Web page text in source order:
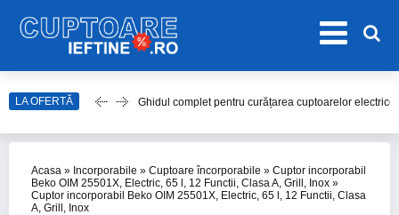
LA OFERTĂ Ghidul complet pentru curățarea cuptoarelor
Top 15 Modele de Aragaz cu Cuptor Electric în 2023
Acasa » Incorporabile » Cuptoare încorporabile » Cuptor incorporabil
Beko OIM 25501X, Electric, 65 l, 12 Functii, Clasa A, Grill, Inox »
Cuptor incorporabil Beko OIM 25501X, Electric, 65 l, 12 Functii, Clasa
A, Grill, Inox